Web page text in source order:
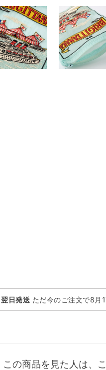
日発送 ただ今のご注文で8月
この商品を見た人は、